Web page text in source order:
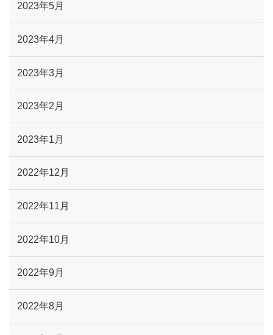
2023年5月
2023年4月
2023年3月
2023年2月
2023年1月
2022年12月
2022年11月
2022年10月
2022年9月
2022年8月